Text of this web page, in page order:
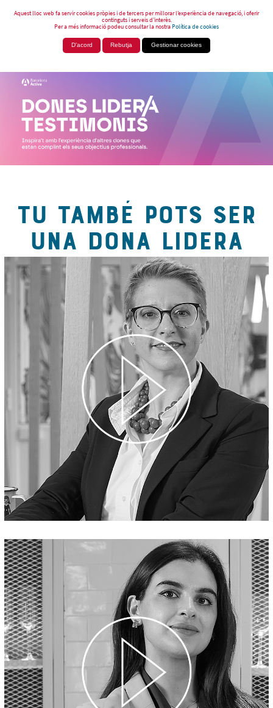
Aquest lloc web fa servir cookies pròpies i de tercers per millorar l’experiència de navegació, i oferir
continguts i serveis d’interès.
Per a més informació podeu consultar la nostraPolítica de cookies
D'acord Rebutja Gestionar cookies
TU TAMBÉ POTS SER
UNA DONA LIDERA